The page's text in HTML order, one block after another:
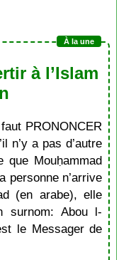
à l’Islam
PRONONCER
n’y a pas d’autre
que Mouḥammad
personne n’arrive
(en arabe), elle
surnom: Abou l-
le Messager de